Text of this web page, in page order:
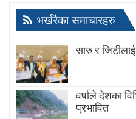
भर्खरैका समाचारहरु
सारु र
वर्षाले देशका
प्रभावित